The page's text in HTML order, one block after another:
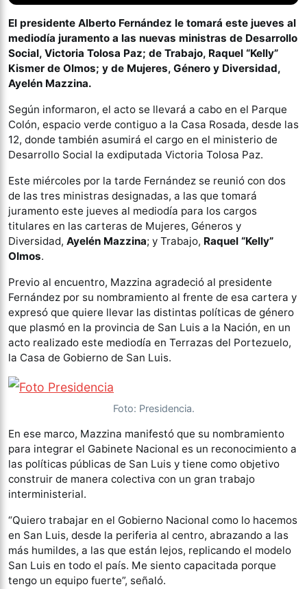
El presidente Alberto Fernández le tomará este jueves al
mediodía juramento a las nuevas ministras de Desarrollo
Social, Victoria Tolosa Paz; de Trabajo, Raquel “Kelly”
Kismer de Olmos; y de Mujeres, Género y Diversidad,
Ayelén Mazzina.
Según informaron, el acto se llevará a cabo en el Parque
Colón, espacio verde contiguo a la Casa Rosada, desde las
12, donde también asumirá el cargo en el ministerio de
Desarrollo Social la exdiputada Victoria Tolosa Paz.
Este miércoles por la tarde Fernández se reunió con dos
de las tres ministras designadas, a las que tomará
juramento este jueves al mediodía para los cargos
titulares en las carteras de Mujeres, Géneros y
Diversidad, Ayelén Mazzina; y Trabajo, Raquel “Kelly”
Olmos.
Previo al encuentro, Mazzina agradeció al presidente
Fernández por su nombramiento al frente de esa cartera y
expresó que quiere llevar las distintas políticas de género
que plasmó en la provincia de San Luis a la Nación, en un
acto realizado este mediodía en Terrazas del Portezuelo,
la Casa de Gobierno de San Luis.
Foto: Presidencia.
En ese marco, Mazzina manifestó que su nombramiento
para integrar el Gabinete Nacional es un reconocimiento a
las políticas públicas de San Luis y tiene como objetivo
construir de manera colectiva con un gran trabajo
interministerial.
“Quiero trabajar en el Gobierno Nacional como lo hacemos
en San Luis, desde la periferia al centro, abrazando a las
más humildes, a las que están lejos, replicando el modelo
San Luis en todo el país. Me siento capacitada porque
tengo un equipo fuerte”, señaló.